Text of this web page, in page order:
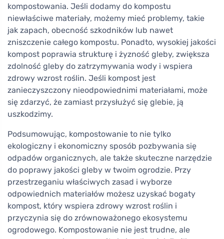
kompostowania. Jeśli dodamy do kompostu
niewłaściwe materiały, możemy mieć problemy, takie
jak zapach, obecność szkodników lub nawet
zniszczenie całego kompostu. Ponadto, wysokiej jakości
kompost poprawia strukturę i żyzność gleby, zwiększa
zdolność gleby do zatrzymywania wody i wspiera
zdrowy wzrost roślin. Jeśli kompost jest
zanieczyszczony nieodpowiednimi materiałami, może
się zdarzyć, że zamiast przysłużyć się glebie, ją
uszkodzimy.
Podsumowując, kompostowanie to nie tylko
ekologiczny i ekonomiczny sposób pozbywania się
odpadów organicznych, ale także skuteczne narzędzie
do poprawy jakości gleby w twoim ogrodzie. Przy
przestrzeganiu właściwych zasad i wyborze
odpowiednich materiałów możesz uzyskać bogaty
kompost, który wspiera zdrowy wzrost roślin i
przyczynia się do zrównoważonego ekosystemu
ogrodowego. Kompostowanie nie jest trudne, ale